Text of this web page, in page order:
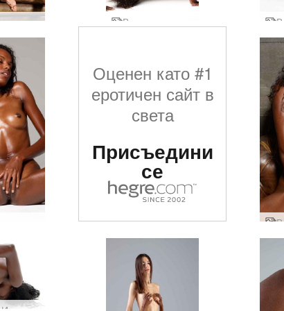
Валери дупе и афро
Оценен като #1
еротичен сайт в
света
Присъедини
се